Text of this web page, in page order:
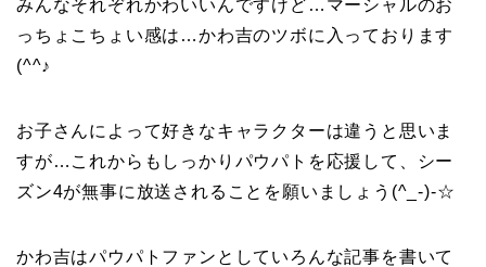
みんなそれぞれかわいいんですけど…マーシャルのお
っちょこちょい感は…かわ吉のツボに入っております
(^^♪
お子さんによって好きなキャラクターは違うと思いま
すが…これからもしっかりパウパトを応援して、シー
ズン4が無事に放送されることを願いましょう(^_-)-☆
かわ吉はパウパトファンとしていろんな記事を書いて